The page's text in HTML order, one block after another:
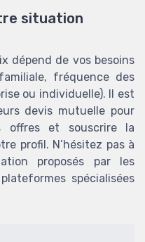
situation
dépend de vos besoins
fréquence des
ou individuelle). Il est
devis mutuelle pour
offres et souscrire la
profil. N’hésitez pas à
proposés par les
spécialisées